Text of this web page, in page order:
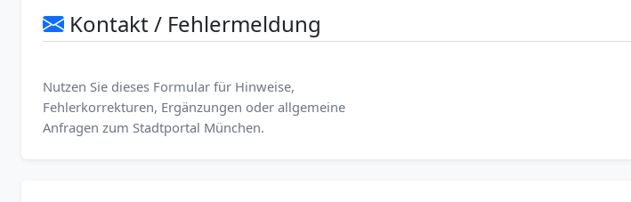
Kontakt / Fehlermeldung
Nutzen Sie dieses Formular für Hinweise,
Fehlerkorrekturen, Ergänzungen oder allgemeine
Anfragen zum Stadtportal München.